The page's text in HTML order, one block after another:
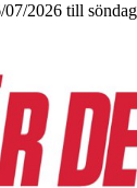
2026 till